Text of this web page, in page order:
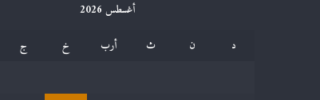
أغسطس 2026
د
ن ث أرب خ ج